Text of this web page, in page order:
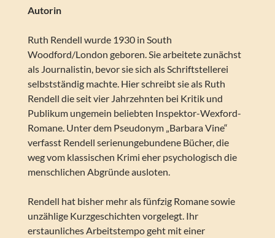
Autorin
Ruth Rendell wurde 1930 in South
Woodford/London geboren. Sie arbeitete zunächst
als Journalistin, bevor sie sich als Schriftstellerei
selbstständig machte. Hier schreibt sie als Ruth
Rendell die seit vier Jahrzehnten bei Kritik und
Publikum ungemein beliebten Inspektor-Wexford-
Romane. Unter dem Pseudonym „Barbara Vine“
verfasst Rendell serienungebundene Bücher, die
weg vom klassischen Krimi eher psychologisch die
menschlichen Abgründe ausloten.
Rendell hat bisher mehr als fünfzig Romane sowie
unzählige Kurzgeschichten vorgelegt. Ihr
erstaunliches Arbeitstempo geht mit einer